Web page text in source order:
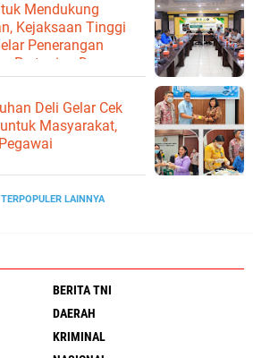
Mendukung
Kejaksaan Tinggi
Penerangan
Pertanian Dan
Deli Gelar Cek
Masyarakat,
TERPOPULER LAINNYA
BERITA TNI
DAERAH
KRIMINAL